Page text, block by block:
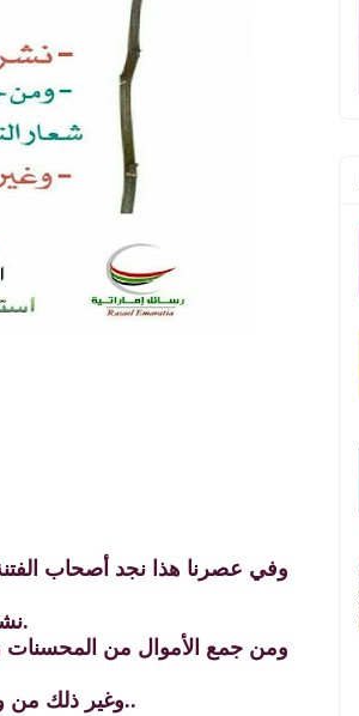
وفي عصرنا هذا نجد أصحاب
-نشر الفكر الضال في أوساط النساء.
- وغير ذلك من وجوه البر و الخير و المقاصد الحقيقية غير ذلك..